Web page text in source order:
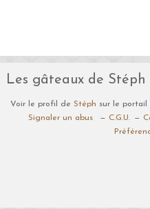
Les gâteaux de
Voir le profil de Stéph sur le portail
Signaler un abus
C.G.U.